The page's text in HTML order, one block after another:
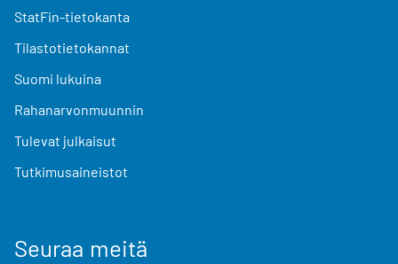
StatFin-tietokanta
Tilastotietokannat
Suomi lukuina
Rahanarvonmuunnin
Tulevat julkaisut
Tutkimusaineistot
Seuraa meitä